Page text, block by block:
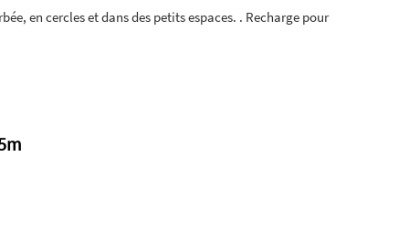
en cercles et dans des petits espaces. . Recharge pour